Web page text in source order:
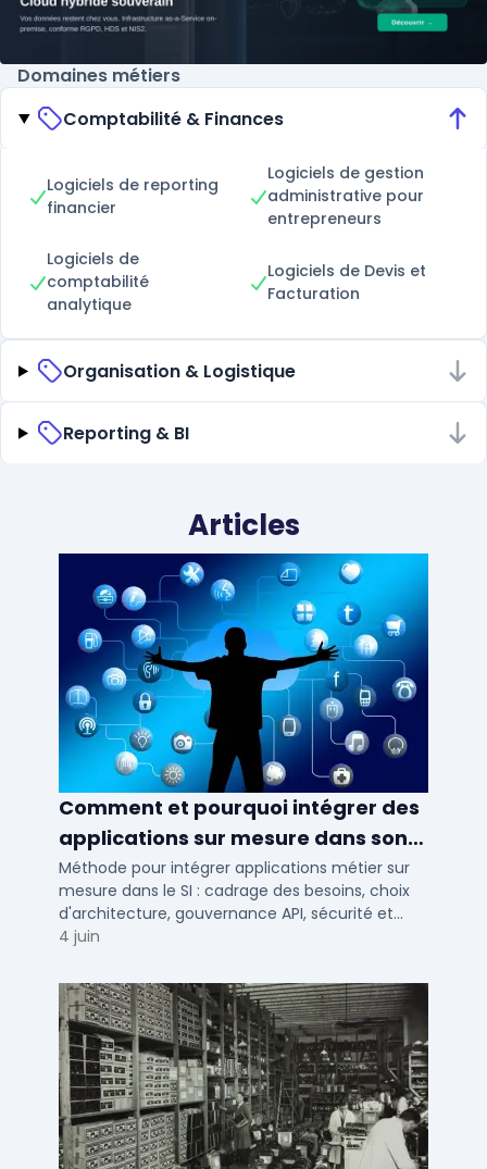
Domaines métiers
Comptabilité & Finances
Logiciels de reporting
financier
Logiciels de gestion
administrative pour
entrepreneurs
Logiciels de
comptabilité
analytique
Logiciels de Devis et
Facturation
Organisation & Logistique
Reporting & BI
Articles
Comment et pourquoi intégrer des
applications sur mesure dans son
SI ?
Méthode pour intégrer applications métier sur
mesure dans le SI : cadrage des besoins, choix
d'architecture, gouvernance API, sécurité et
conduite du changement.
4 juin